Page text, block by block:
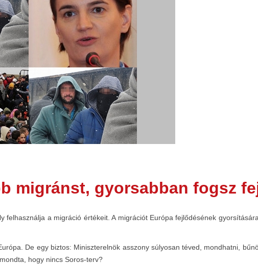
migránst, gyorsabban fogsz
felhasználja a migráció értékeit. A migrációt Európa fejlődésének
De egy biztos: Miniszterelnök asszony súlyosan téved, mondhatni,
hogy nincs Soros-terv?